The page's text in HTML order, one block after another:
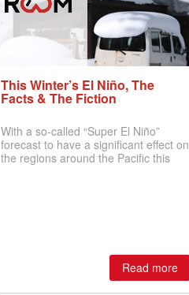
This Winter’s El Niño, The
Facts & The Fiction
With a so-called “Super El Niño”
forecast to have a significant effect on
the regions around the Pacific this
Read more